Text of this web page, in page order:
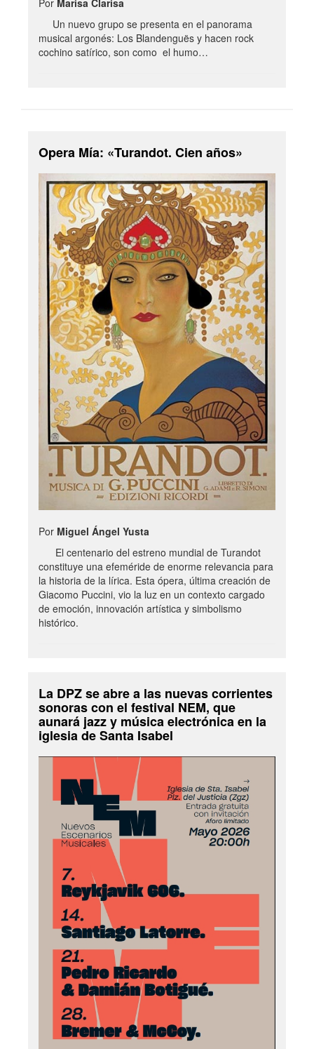
Por Marisa Clarisa
Un nuevo grupo se presenta en el panorama
musical argonés: Los Blandenguës y hacen rock
cochino satírico, son como el humo…
Opera Mía: «Turandot. Cien años»
Por Miguel Ángel Yusta
El centenario del estreno mundial de Turandot
constituye una efeméride de enorme relevancia para
la historia de la lírica. Esta ópera, última creación de
Giacomo Puccini, vio la luz en un contexto cargado
de emoción, innovación artística y simbolismo
histórico.
La DPZ se abre a las nuevas corrientes
sonoras con el festival NEM, que
aunará jazz y música electrónica en la
iglesia de Santa Isabel